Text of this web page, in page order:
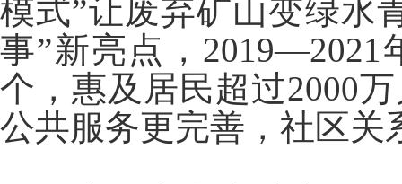
模式”让废弃矿山变绿水
事”新亮点，2019—2021
个，惠及居民超过2000
公共服务更完善，社区关